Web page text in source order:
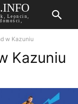
Leoncin,
w Kazuniu
Kazuniu